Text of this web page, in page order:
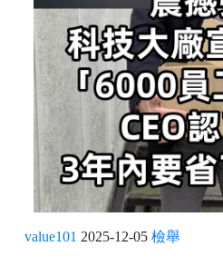
value101 2025-12-05 檢舉